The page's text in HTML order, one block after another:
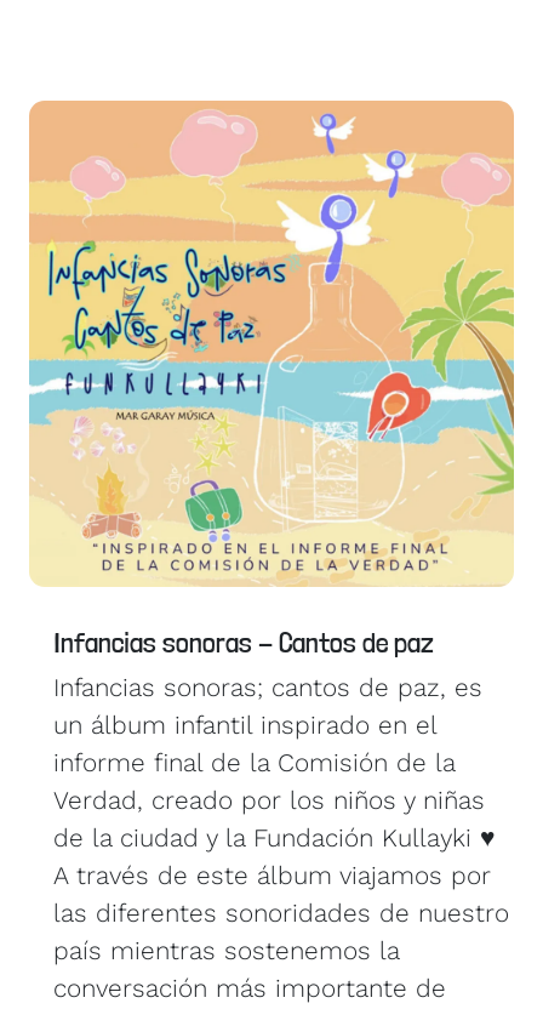
Image
Infancias sonoras - Cantos de paz
Infancias sonoras; cantos de paz, es
un álbum infantil inspirado en el
informe final de la Comisión de la
Verdad, creado por los niños y niñas
de la ciudad y la Fundación Kullayki ♥️
A través de este álbum viajamos por
las diferentes sonoridades de nuestro
país mientras sostenemos la
conversación más importante de